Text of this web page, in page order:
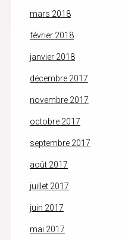
mars 2018
février 2018
janvier 2018
décembre 2017
novembre 2017
octobre 2017
septembre 2017
août 2017
juillet 2017
juin 2017
mai 2017